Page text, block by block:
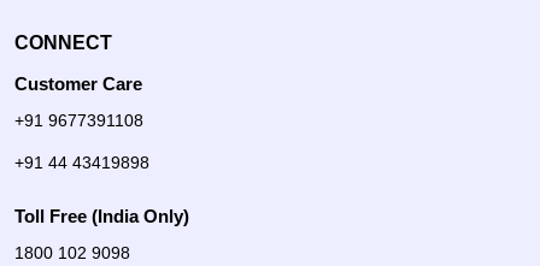
CONNECT
Customer Care
+91 9677391108
+91 44 43419898
Toll Free (India Only)
1800 102 9098